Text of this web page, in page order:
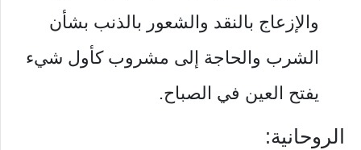
والإزعاج بالنقد والشعور بالذنب بشأن
الشرب والحاجة إلى مشروب كأول شيء
يفتح العين في الصباح.
الروحانية: